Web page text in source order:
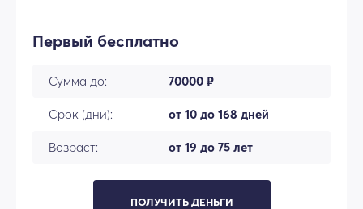
Первый бесплатно
Сумма до: 70000 ₽
Срок (дни): от 10 до 168 дней
Возраст: от 19 до 75 лет
ПОЛУЧИТЬ ДЕНЬГИ